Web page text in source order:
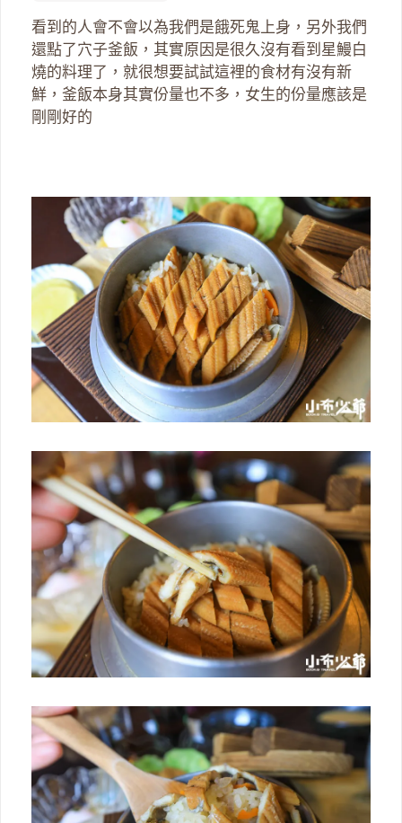
看到的人會不會以為我們是餓死鬼上身，另外我們
還點了穴子釜飯，其實原因是很久沒有看到星鰻白
燒的料理了，就很想要試試這裡的食材有沒有新
鮮，釜飯本身其實份量也不多，女生的份量應該是
剛剛好的